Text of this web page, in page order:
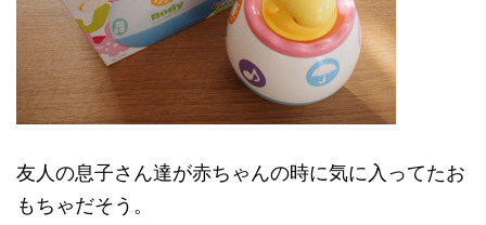
友人の息子さん達が赤ちゃんの時に気に入ってたお
もちゃだそう。